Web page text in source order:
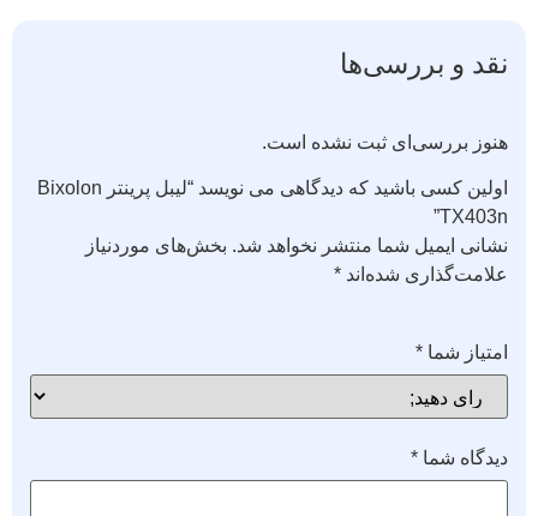
نقد و بررسی‌ها
هنوز بررسی‌ای ثبت نشده است.
اولین کسی باشید که دیدگاهی می نویسد “لیبل پرینتر Bixolon
TX403n”
نشانی ایمیل شما منتشر نخواهد شد. بخش‌های موردنیاز
علامت‌گذاری شده‌اند *
امتیاز شما *
دیدگاه شما *